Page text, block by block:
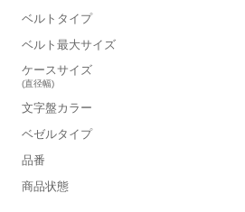
ベルトタイプ
ベルト最大サイズ
ケースサイズ
(直径幅)
文字盤カラー
ベゼルタイプ
品番
商品状態